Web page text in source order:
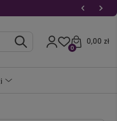
0,00 zł
0